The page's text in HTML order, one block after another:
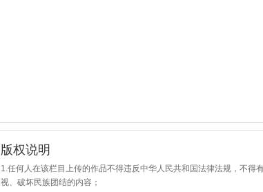
版权说明
1.任何人在该栏目上传的作品不得违反中华人民共和国法律法规，不得
视、破坏民族团结的内容；